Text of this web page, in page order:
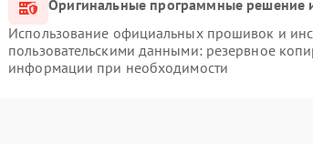
Оригинальные программные решение
Использование официальных прошивок и
пользовательскими данными: резервное
информации при необходимости